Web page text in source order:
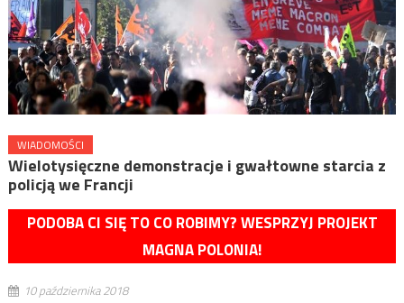
WIADOMOŚCI
Wielotysięczne demonstracje i gwałtowne starcia z
policją we Francji
PODOBA CI SIĘ TO CO ROBIMY? WESPRZYJ PROJEKT
MAGNA POLONIA!
10 października 2018